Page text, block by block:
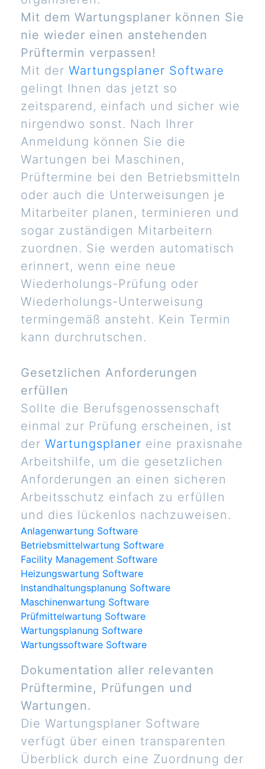
Mit dem Wartungsplaner können Sie
nie wieder einen anstehenden
Prüftermin verpassen!
Mit der Wartungsplaner Software
gelingt Ihnen das jetzt so
zeitsparend, einfach und sicher wie
nirgendwo sonst. Nach Ihrer
Anmeldung können Sie die
Wartungen bei Maschinen,
Prüftermine bei den Betriebsmitteln
oder auch die Unterweisungen je
Mitarbeiter planen, terminieren und
sogar zuständigen Mitarbeitern
zuordnen. Sie werden automatisch
erinnert, wenn eine neue
Wiederholungs-Prüfung oder
Wiederholungs-Unterweisung
termingemäß ansteht. Kein Termin
kann durchrutschen.
Gesetzlichen Anforderungen
erfüllen
Sollte die Berufsgenossenschaft
einmal zur Prüfung erscheinen, ist
der Wartungsplaner eine praxisnahe
Arbeitshilfe, um die gesetzlichen
Anforderungen an einen sicheren
Arbeitsschutz einfach zu erfüllen
und dies lückenlos nachzuweisen.
Anlagenwartung Software
Betriebsmittelwartung Software
Facility Management Software
Heizungswartung Software
Instandhaltungsplanung Software
Maschinenwartung Software
Prüfmittelwartung Software
Wartungsplanung Software
Wartungssoftware Software
Dokumentation aller relevanten
Prüftermine, Prüfungen und
Wartungen.
Die Wartungsplaner Software
verfügt über einen transparenten
Überblick durch eine Zuordnung der